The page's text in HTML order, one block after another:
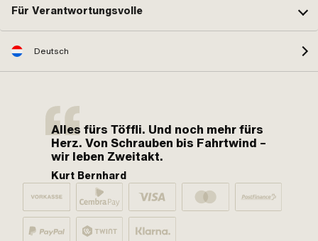
Für Verantwortungsvolle
Deutsch
Alles fürs Töffli. Und noch mehr fürs
Herz. Von Schrauben bis Fahrtwind –
wir leben Zweitakt.
Kurt Bernhard